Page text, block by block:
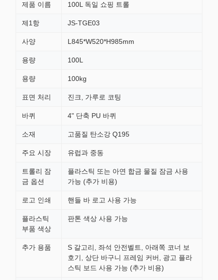
제품 이름 100L 독일 쇼핑 트롤
제1항 JS-TGE03
사양 L845*W520*H985mm
용량 100L
용량 100kg
표면 처리 진크, 가루로 코팅
바퀴 4" 단축 PU 바퀴
소재 고품질 탄소강 Q195
주요 시장 유럽과 중동
트롤리 잠
금 옵션
플라스틱 또는 아연 합금 물질 잠금 사용
가능 (추가 비용)
로고 인쇄 핸들 바 로고 사용 가능
플라스틱
부품 색상
판톤 색상 사용 가능
추가 용품
S 갈고리, 좌석 안전벨트, 아래쪽 코너 보
호기, 상단 바구니 프레임 커버, 광고 플라
스틱 보드 사용 가능 (추가 비용)